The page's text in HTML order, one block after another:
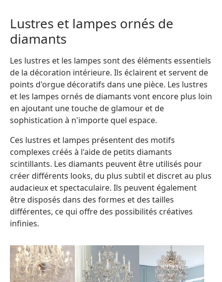
Lustres et lampes ornés de
diamants
Les lustres et les lampes sont des éléments essentiels
de la décoration intérieure. Ils éclairent et servent de
points d'orgue décoratifs dans une pièce. Les lustres
et les lampes ornés de diamants vont encore plus loin
en ajoutant une touche de glamour et de
sophistication à n'importe quel espace.
Ces lustres et lampes présentent des motifs
complexes créés à l'aide de petits diamants
scintillants. Les diamants peuvent être utilisés pour
créer différents looks, du plus subtil et discret au plus
audacieux et spectaculaire. Ils peuvent également
être disposés dans des formes et des tailles
différentes, ce qui offre des possibilités créatives
infinies.